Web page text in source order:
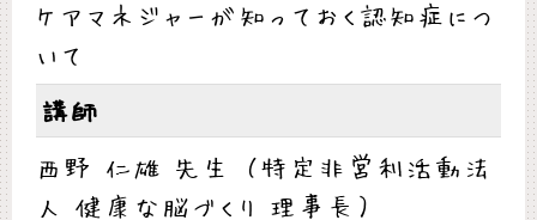
ケアマネジャーが知っておく認知症につ
いて
講師
西野 仁雄 先生 （特定非営利活動法
人 健康な脳づくり 理事長）